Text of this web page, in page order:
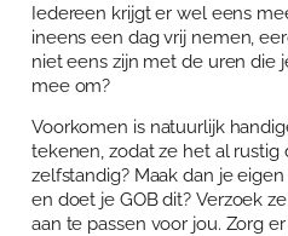
Mijn account
Iedereen krijgt er wel eens
ineens een dag vrij nemen,
niet eens zijn met de uren die
mee om?
Voorkomen is natuurlijk
tekenen, zodat ze het al
zelfstandig? Maak dan je
en doet je GOB dit? Verzoek
aan te passen voor jou. Zorg